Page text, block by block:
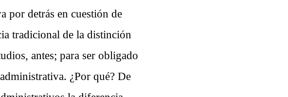
por detrás en cuestión de
tradicional de la distinción
antes; para ser obligado
¿Por qué? De